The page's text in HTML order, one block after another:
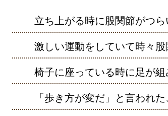
立ち上がる時に股関節がつら
激しい運動をしていて時々
椅子に座っている時に足が組
「歩き方が変だ」と言われ